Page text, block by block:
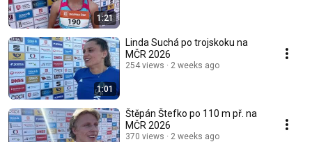
1:21
1:01
Linda Suchá po trojskoku na
MČR 2026
254 views 2 weeks ago
Štěpán Štefko po 110 m př. na
MČR 2026
370 views 2 weeks ago